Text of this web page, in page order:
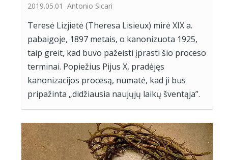
2019.05.01 Antonio Sicari
Teresė Lizjietė (Theresa Lisieux) mirė XIX a.
pabaigoje, 1897 metais, o kanonizuota 1925,
taip greit, kad buvo pažeisti įprasti šio proceso
terminai. Popiežius Pijus X, pradėjęs
kanonizacijos procesą, numatė, kad ji bus
pripažinta „didžiausia naujųjų laikų šventąja”.